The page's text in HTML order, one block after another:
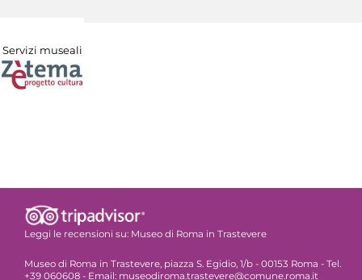
Servizi museali
Leggi le recensioni su: Museo di Roma in Trastevere
Museo di Roma in Trastevere, piazza S. Egidio, 1/b - 00153 Roma - Tel.
+39 060608 - Email: museodiroma.trastevere@comune.roma.it